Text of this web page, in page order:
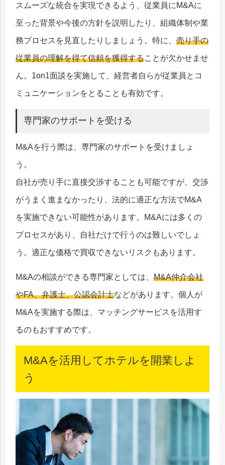
スムーズな統合を実現できるよう、従業員にM&Aに
至った背景や今後の方針を説明したり、組織体制や業
務プロセスを見直したりしましょう。特に、売り手の
従業員の理解を得て信頼を獲得することが欠かせませ
ん。1on1面談を実施して、経営者自らが従業員とコ
ミュニケーションをとることも有効です。
専門家のサポートを受ける
M&Aを行う際は、専門家のサポートを受けましょ
う。
自社が売り手に直接交渉することも可能ですが、交渉
がうまく進まなかったり、法的に適正な方法でM&A
を実施できない可能性があります。M&Aには多くの
プロセスがあり、自社だけで行うのは難しいでしょ
う。適正な価格で買収できないリスクもあります。
M&Aの相談ができる専門家としては、M&A仲介会社
やFA、弁護士、公認会計士などがあります。個人が
M&Aを実施する際は、マッチングサービスを活用す
るのもおすすめです。
M&Aを活用してホテルを開業しよ
う